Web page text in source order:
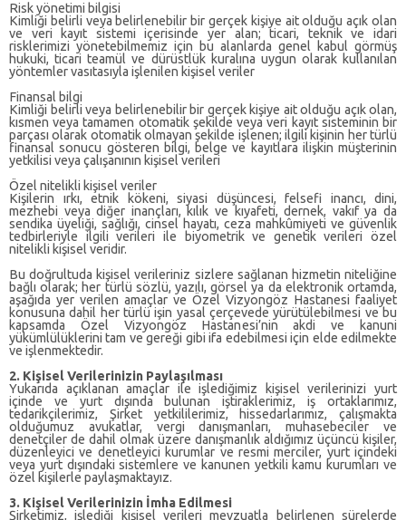
Risk yönetimi bilgisi
Kimliği belirli veya belirlenebilir bir gerçek kişiye ait olduğu açık olan
ve veri kayıt sistemi içerisinde yer alan; ticari, teknik ve idari
risklerimizi yönetebilmemiz için bu alanlarda genel kabul görmüş
hukuki, ticari teamül ve dürüstlük kuralına uygun olarak kullanılan
yöntemler vasıtasıyla işlenilen kişisel veriler
Finansal bilgi
Kimliği belirli veya belirlenebilir bir gerçek kişiye ait olduğu açık olan,
kısmen veya tamamen otomatik şekilde veya veri kayıt sisteminin bir
parçası olarak otomatik olmayan şekilde işlenen; ilgili kişinin her türlü
finansal sonucu gösteren bilgi, belge ve kayıtlara ilişkin müşterinin
yetkilisi veya çalışanının kişisel verileri
Özel nitelikli kişisel veriler
Kişilerin ırkı, etnik kökeni, siyasi düşüncesi, felsefi inancı, dini,
mezhebi veya diğer inançları, kılık ve kıyafeti, dernek, vakıf ya da
sendika üyeliği, sağlığı, cinsel hayatı, ceza mahkûmiyeti ve güvenlik
tedbirleriyle ilgili verileri ile biyometrik ve genetik verileri özel
nitelikli kişisel veridir.
Bu doğrultuda kişisel verileriniz sizlere sağlanan hizmetin niteliğine
bağlı olarak; her türlü sözlü, yazılı, görsel ya da elektronik ortamda,
aşağıda yer verilen amaçlar ve Özel Vizyongöz Hastanesi faaliyet
konusuna dahil her türlü işin yasal çerçevede yürütülebilmesi ve bu
kapsamda Özel Vizyongöz Hastanesi’nin akdi ve kanuni
yükümlülüklerini tam ve gereği gibi ifa edebilmesi için elde edilmekte
ve işlenmektedir.
2. Kişisel Verilerinizin Paylaşılması
içinde ve yurt dışında bulunan iştiraklerimiz, iş ortaklarımız,
tedarikçilerimiz, Şirket yetkililerimiz, hissedarlarımız, çalışmakta
olduğumuz avukatlar, vergi danışmanları, muhasebeciler ve
denetçiler de dahil olmak üzere danışmanlık aldığımız üçüncü kişiler,
düzenleyici ve denetleyici kurumlar ve resmi merciler, yurt içindeki
veya yurt dışındaki sistemlere ve kanunen yetkili kamu kurumları ve
özel kişilerle paylaşmaktayız.
3. Kişisel Verilerinizin İmha Edilmesi